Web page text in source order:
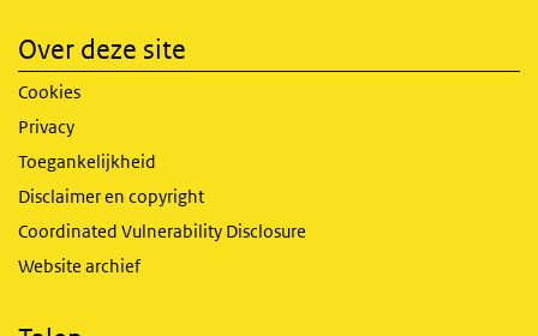
Over deze site
Cookies
Privacy
Toegankelijkheid
Disclaimer en copyright
Coordinated Vulnerability Disclosure
Website archief